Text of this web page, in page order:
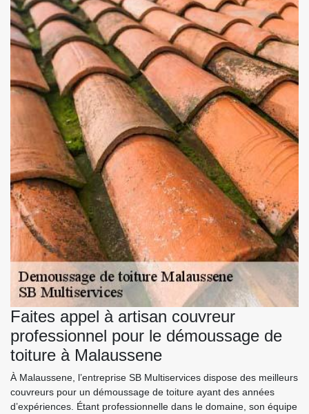
Faites appel à artisan couvreur
professionnel pour le démoussage de
toiture à Malaussene
À Malaussene, l’entreprise SB Multiservices dispose des meilleurs
couvreurs pour un démoussage de toiture ayant des années
d’expériences. Étant professionnelle dans le domaine, son équipe